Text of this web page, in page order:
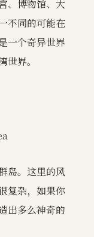
、博物馆、大
不同的可能在
一个奇异世界
界。
岛。这里的风
复杂，如果你
出多么神奇的